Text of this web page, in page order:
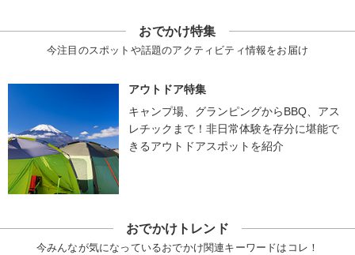
おでかけ特集
今注目のスポットや話題のアクティビティ情報をお届け
アウトドア特集
キャンプ場、グランピングからBBQ、アス
レチックまで！非日常体験を存分に堪能で
きるアウトドアスポットを紹介
おでかけトレンド
今みんなが気になっているおでかけ関連キーワードはコレ！